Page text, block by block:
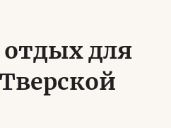
для
ветеранов СВО
России